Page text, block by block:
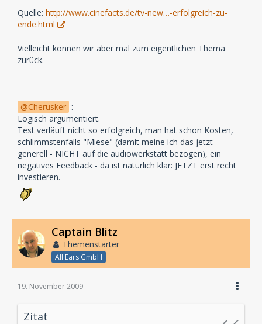
Quelle: http://www.cinefacts.de/tv-new…-erfolgreich-zu-
ende.html
Vielleicht können wir aber mal zum eigentlichen Thema
zurück.
Cherusker :
Logisch argumentiert.
Test verläuft nicht so erfolgreich, man hat schon Kosten,
schlimmstenfalls "Miese" (damit meine ich das jetzt
generell - NICHT auf die audiowerkstatt bezogen), ein
negatives Feedback - da ist natürlich klar: JETZT erst recht
investieren.
Captain Blitz
Themenstarter
All Ears GmbH
19. November 2009
Zitat